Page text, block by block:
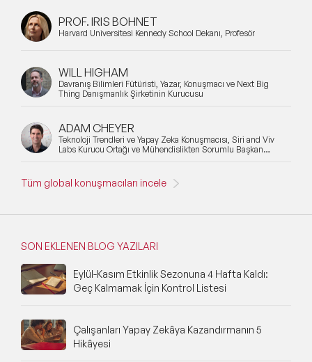
PROF. IRIS BOHNET
Harvard Üniversitesi Kennedy School Dekanı, Profesör
WILL HIGHAM
Davranış Bilimleri Fütüristi, Yazar, Konuşmacı ve Next Big
Thing Danışmanlık Şirketinin Kurucusu
ADAM CHEYER
Teknoloji Trendleri ve Yapay Zeka Konuşmacısı, Siri and Viv
Labs Kurucu Ortağı ve Mühendislikten Sorumlu Başkan
Tüm global konuşmacıları incele
SON EKLENEN BLOG YAZILARI
Eylül-Kasım Etkinlik Sezonuna 4 Hafta Kaldı:
Geç Kalmamak İçin Kontrol Listesi
Çalışanları Yapay Zekâya Kazandırmanın 5
Hikâyesi